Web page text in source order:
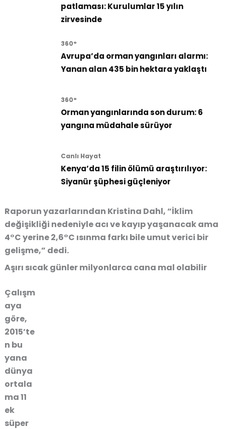
patlaması: Kurulumlar 15 yılın
zirvesinde
360°
Avrupa’da orman yangınları alarmı:
Yanan alan 435 bin hektara yaklaştı
360°
Orman yangınlarında son durum: 6
yangına müdahale sürüyor
Canlı Hayat
Kenya’da 15 filin ölümü araştırılıyor:
Siyanür şüphesi güçleniyor
Raporun yazarlarından Kristina Dahl, “İklim
değişikliği nedeniyle acı ve kayıp yaşanacak ama
4°C yerine 2,6°C ısınma farkı bile umut verici bir
gelişme,” dedi.
Aşırı sıcak günler milyonlarca cana mal olabilir
Çalışm
aya
göre,
2015’te
n bu
yana
dünya
ortala
ma 11
ek
süper